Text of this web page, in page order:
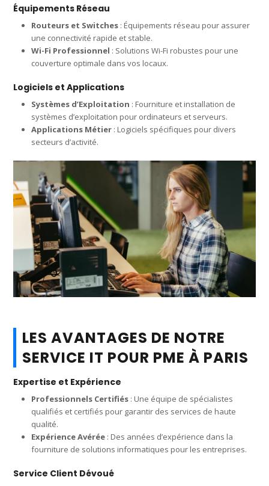
Équipements Réseau
Routeurs et Switches : Équipements réseau pour assurer
une connectivité rapide et stable.
Wi-Fi Professionnel : Solutions Wi-Fi robustes pour une
couverture optimale dans vos locaux.
Logiciels et Applications
Systèmes d’Exploitation : Fourniture et installation de
systèmes d’exploitation pour ordinateurs et serveurs.
Applications Métier : Logiciels spécifiques pour divers
secteurs d’activité.
LES AVANTAGES DE NOTRE
SERVICE IT POUR PME À PARIS
Expertise et Expérience
Professionnels Certifiés : Une équipe de spécialistes
qualifiés et certifiés pour garantir des services de haute
qualité.
Expérience Avérée : Des années d’expérience dans la
fourniture de solutions informatiques pour les entreprises.
Service Client Dévoué